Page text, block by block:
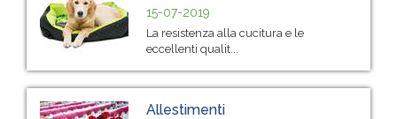
15-07-2019
La resistenza alla cucitura e le
eccellenti qualit...
Allestimenti